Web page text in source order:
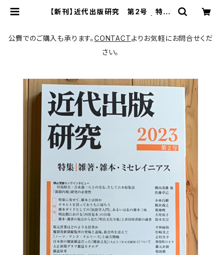
【新刊】近代出版研究 第2号 特集
公費でのご購入も承ります。CONTACTよりお気軽にお問合せくだ
さい。